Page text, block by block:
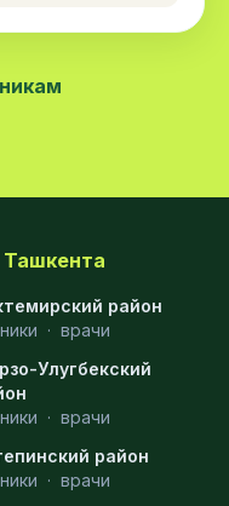
Ташкента
район
· врачи
Улугбекский
· врачи
район
· врачи